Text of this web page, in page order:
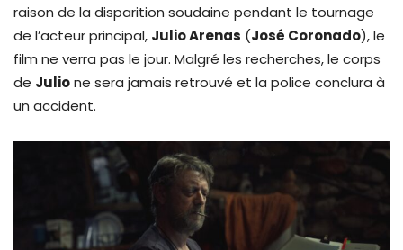
raison de la disparition soudaine pendant le tournage
de l’acteur principal, Julio Arenas (José Coronado), le
film ne verra pas le jour. Malgré les recherches, le corps
de Julione sera jamais retrouvé et la police conclura à
un accident.